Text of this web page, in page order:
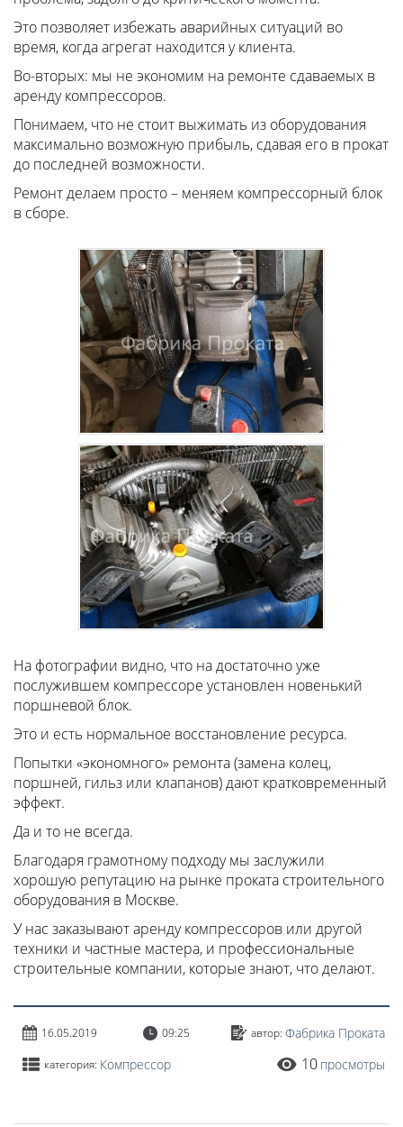
Это позволяет избежать аварийных ситуаций во
время, когда агрегат находится у клиента.
Во-вторых: мы не экономим на ремонте сдаваемых в
аренду компрессоров.
Понимаем, что не стоит выжимать из оборудования
максимально возможную прибыль, сдавая его в прокат
до последней возможности.
Ремонт делаем просто – меняем компрессорный блок
в сборе.
На фотографии видно, что на достаточно уже
послужившем компрессоре установлен новенький
поршневой блок.
Это и есть нормальное восстановление ресурса.
Попытки «экономного» ремонта (замена колец,
поршней, гильз или клапанов) дают кратковременный
эффект.
Да и то не всегда.
Благодаря грамотному подходу мы заслужили
хорошую репутацию на рынке проката строительного
оборудования в Москве.
У нас заказывают аренду компрессоров или другой
техники и частные мастера, и профессиональные
строительные компании, которые знают, что делают.
16.05.2019 09:25 автор: Фабрика Проката
категория: Компрессор 10 просмотры